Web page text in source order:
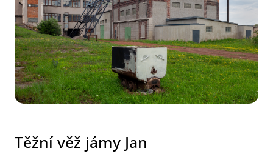
Těžní věž jámy Jan